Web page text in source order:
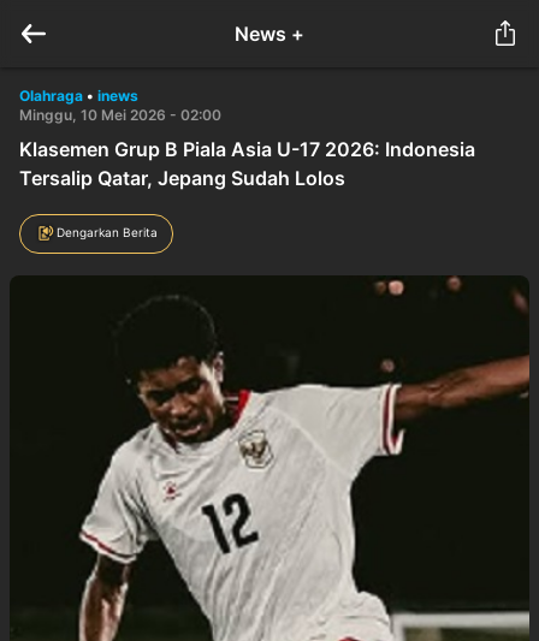
News +
Olahraga • inews
Minggu, 10 Mei 2026 - 02:00
Klasemen Grup B Piala Asia U-17 2026: Indonesia
Tersalip Qatar, Jepang Sudah Lolos
Dengarkan Berita